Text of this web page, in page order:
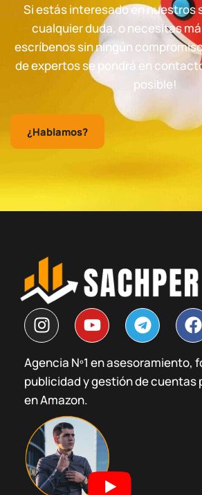
Si estás interesado en nuestros
cualquier duda, o necesitas
escríbenos sin ningún
de expertos se pondrá en
posible!
¿Hablamos?
I
n
s
t
a
g
r
a
m
Y
o
u
t
u
e
T
e
l
e
g
F
a
c
e
b
Agencia Nº1 en asesoramiento,
publicidad y gestión de cuentas
en Amazon.